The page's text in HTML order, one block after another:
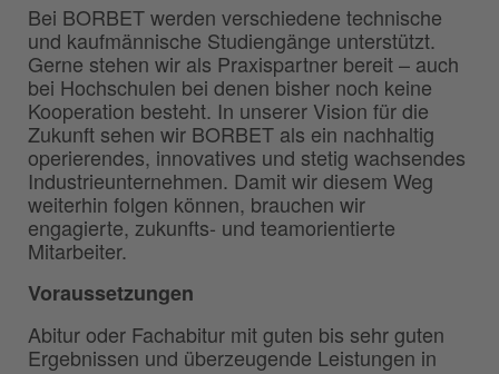
Bei BORBET werden verschiedene technische
und kaufmännische Studiengänge unterstützt.
Gerne stehen wir als Praxispartner bereit – auch
bei Hochschulen bei denen bisher noch keine
Kooperation besteht. In unserer Vision für die
Zukunft sehen wir BORBET als ein nachhaltig
operierendes, innovatives und stetig wachsendes
Industrieunternehmen. Damit wir diesem Weg
weiterhin folgen können, brauchen wir
engagierte, zukunfts- und teamorientierte
Mitarbeiter.
Voraussetzungen
Abitur oder Fachabitur mit guten bis sehr guten
Ergebnissen und überzeugende Leistungen in